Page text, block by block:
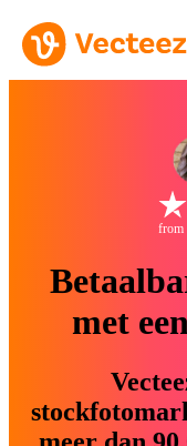
from
met